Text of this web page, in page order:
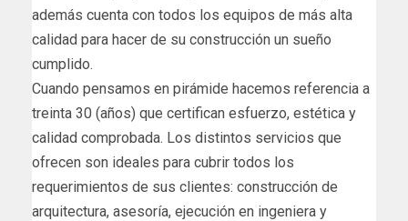
además cuenta con todos los equipos de más alta
calidad para hacer de su construcción un sueño
cumplido.
Cuando pensamos en pirámide hacemos referencia a
treinta 30 (años) que certifican esfuerzo, estética y
calidad comprobada. Los distintos servicios que
ofrecen son ideales para cubrir todos los
requerimientos de sus clientes: construcción de
arquitectura, asesoría, ejecución en ingeniera y